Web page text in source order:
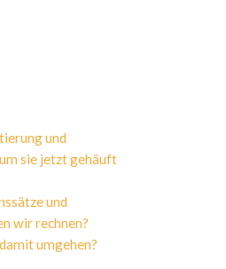
und
sie jetzt gehäuft
und
wir rechnen?
umgehen?